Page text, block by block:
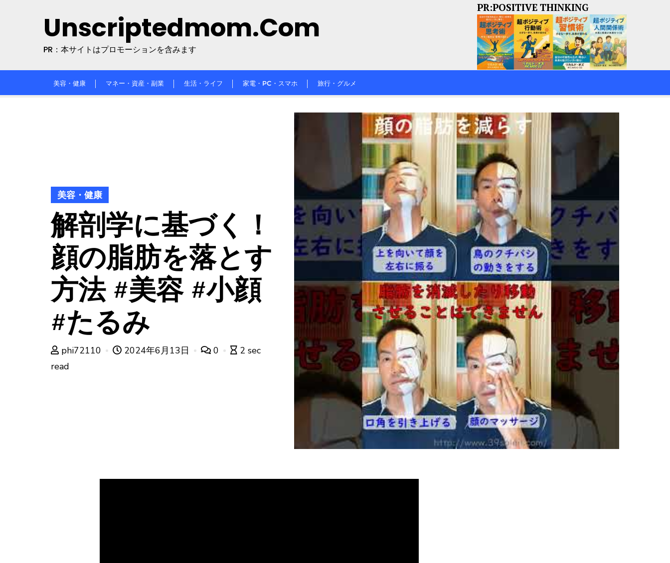
Unscriptedmom.com
PR：本サイトはプロモーションを含みます
PR:POSITIVE THINKING
美容・健康 マネー・資産・副業 生活・ライフ 家電・PC・スマホ 旅行・グルメ
美容・健康
解剖学に基づく！
顔の脂肪を落とす
方法 #美容 #小顔
#たるみ
phi72110 2024年6月13日 0
2 sec
read